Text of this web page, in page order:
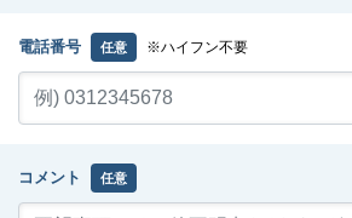
電話番号 任意 ※ハイフン不要
コメント 任意